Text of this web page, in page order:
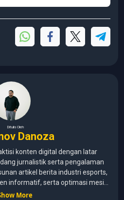
Ditulis Oleh
Danoza
konten digital dengan latar
jurnalistik serta pengalaman
artikel berita industri esports,
informatif, serta optimasi mesin
media digital. Lulusan Universitas
More